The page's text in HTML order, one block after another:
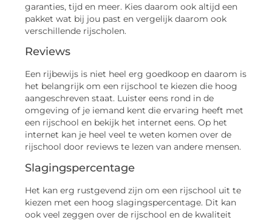
garanties, tijd en meer. Kies daarom ook altijd een
pakket wat bij jou past en vergelijk daarom ook
verschillende rijscholen.
Reviews
Een rijbewijs is niet heel erg goedkoop en daarom is
het belangrijk om een rijschool te kiezen die hoog
aangeschreven staat. Luister eens rond in de
omgeving of je iemand kent die ervaring heeft met
een rijschool en bekijk het internet eens. Op het
internet kan je heel veel te weten komen over de
rijschool door reviews te lezen van andere mensen.
Slagingspercentage
Het kan erg rustgevend zijn om een rijschool uit te
kiezen met een hoog slagingspercentage. Dit kan
ook veel zeggen over de rijschool en de kwaliteit